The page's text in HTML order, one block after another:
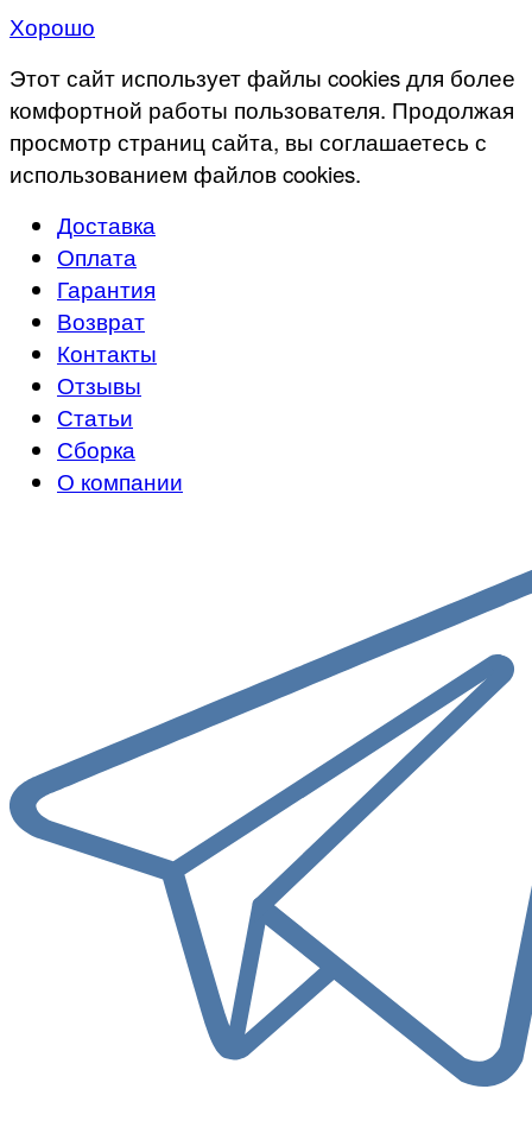
Хорошо
Этот сайт использует файлы cookies для более
комфортной работы пользователя. Продолжая
просмотр страниц сайта, вы соглашаетесь с
использованием файлов cookies.
Доставка
Оплата
Гарантия
Возврат
Контакты
Отзывы
Статьи
Сборка
О компании